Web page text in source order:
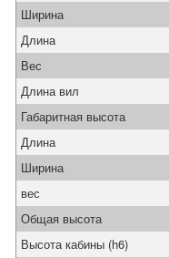
Ширина
Длина
Вес
Длина вил
Габаритная высота
Длина
Ширина
вес
Общая высота
Высота кабины (h6)